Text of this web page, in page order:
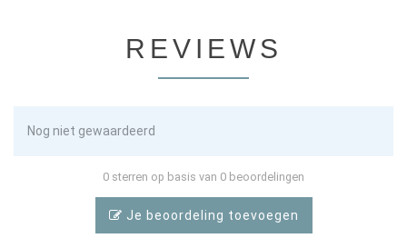
REVIEWS
Nog niet gewaardeerd
0 sterren op basis van 0 beoordelingen
Je beoordeling toevoegen